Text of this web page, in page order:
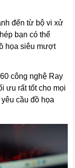
đến từ bộ vi xử
bạn có thể
họa siêu mượt
công nghệ Ray
ưu rất tốt cho mọi
cầu đồ họa